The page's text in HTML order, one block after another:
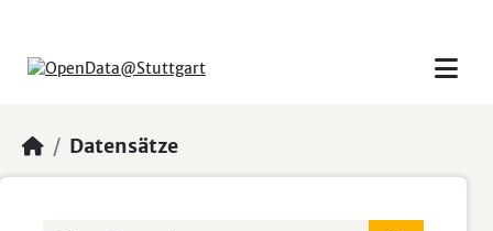
Datensätze